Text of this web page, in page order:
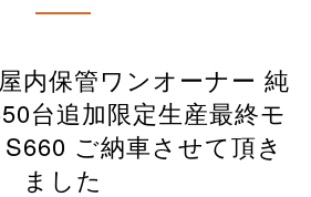
台追加限定生産最終モ
ご納車させて頂き
ました